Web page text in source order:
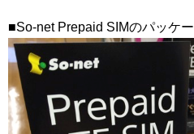
■So-net Prepaid SIMのパッケ